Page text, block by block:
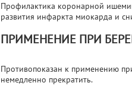
Профилактика коронарной
развития инфаркта миокарда и
ПРИМЕНЕНИЕ ПРИ
Противопоказан к применению
немедленно прекратить.